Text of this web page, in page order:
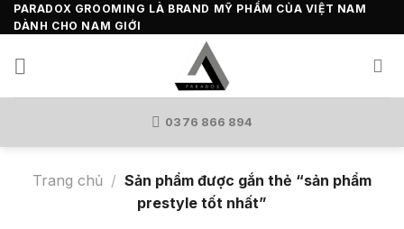
Skip
to
content
PARADOX GROOMING LÀ BRAND MỸ PHẨM CỦA VIỆT NAM
DÀNH CHO NAM GIỚI
0376 866 894
Trang chủ / Sản phẩm được gắn thẻ “sản phẩm
prestyle tốt nhất”